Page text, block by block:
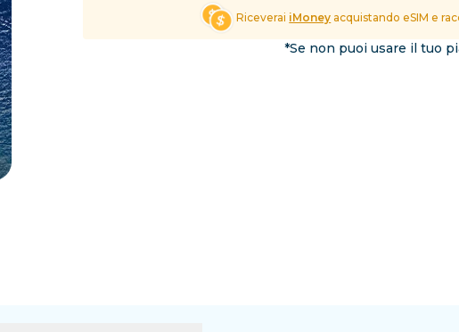
Esplora tutte le Destinazioni
Riceverai iMoney acquistando eSIM e
*Se non puoi usare il tuo